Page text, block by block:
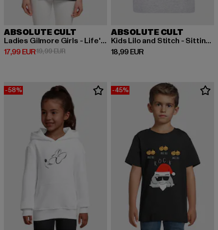
ABSOLUTE CULT
Ladies Gilmore Girls - Life's Short Talk Fast One T-Shirt
17,99 EUR
Derzeitiger Preis: 17,99 EUR
19,99 EURAktionspreis: 19,99 EUR
ABSOLUTE CULT
Kids Lilo and Stitch - Sitting on Heart Basic T-Shirt
18,99 EUR
Derzeitiger Preis: 18,99 EUR
-58% -45%